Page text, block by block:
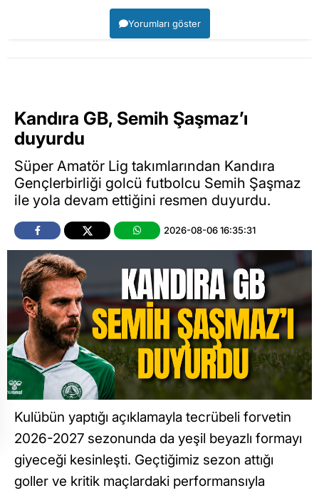
Yorumları göster
Kandıra GB, Semih Şaşmaz’ı
duyurdu
Süper Amatör Lig takımlarından Kandıra
Gençlerbirliği golcü futbolcu Semih Şaşmaz
ile yola devam ettiğini resmen duyurdu.
2026-08-06 16:35:31
Kulübün yaptığı açıklamayla tecrübeli forvetin
2026-2027 sezonunda da yeşil beyazlı formayı
giyeceği kesinleşti. Geçtiğimiz sezon attığı
goller ve kritik maçlardaki performansıyla